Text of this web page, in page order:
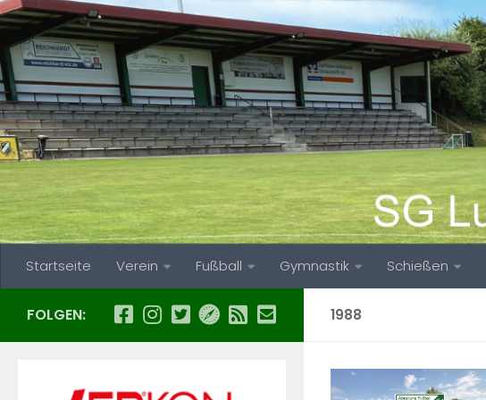
Zum Inhalt springen
Startseite Verein Fußball Gymnastik Schießen
1988
FOLGEN: